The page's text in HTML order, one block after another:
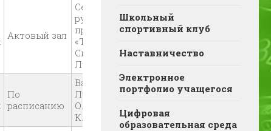
Актовый зал
Семенов Г.А.,
руководитель
проекта
«Тюмень — Ключ
Сибири»,
Луцевич О.М.
По
расписанию
Валетова Ф.Р.,
Луцевич
О.М.Васильева
К.С.
Школьный
спортивный клуб
Наставничество
Электронное
портфолио учащегося
Цифровая
образовательная среда